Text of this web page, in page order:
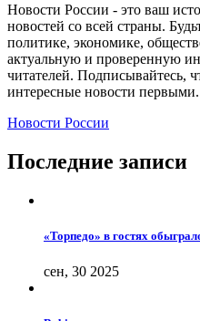
Новости России - это ваш
новостей со всей страны.
политике, экономике,
актуальную и проверенную
читателей. Подписывайтесь,
интересные новости первыми.
Новости России
Последние записи
«Торпедо» в гостях
сен, 30 2025